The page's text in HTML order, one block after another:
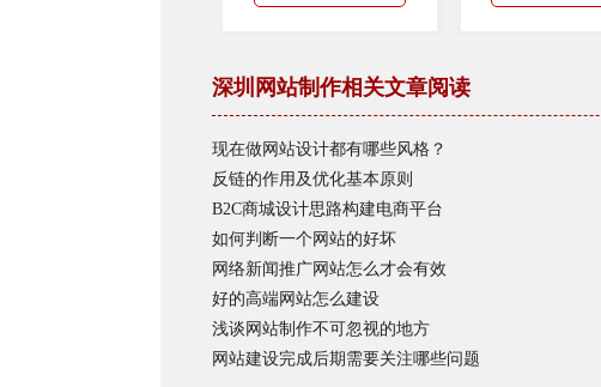
深圳网站制作相关文章阅读
现在做网站设计都有哪些风格？
反链的作用及优化基本原则
B2C商城设计思路构建电商平台
如何判断一个网站的好坏
网络新闻推广网站怎么才会有效
好的高端网站怎么建设
浅谈网站制作不可忽视的地方
网站建设完成后期需要关注哪些问题